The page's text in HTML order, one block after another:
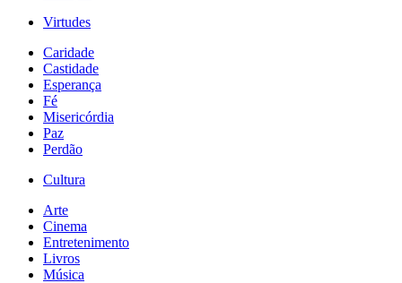
Virtudes
Caridade
Castidade
Esperança
Fé
Misericórdia
Paz
Perdão
Cultura
Arte
Cinema
Entretenimento
Livros
Música